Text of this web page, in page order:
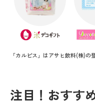
「カルピス」はアサヒ飲料(株)の
注目！おすす